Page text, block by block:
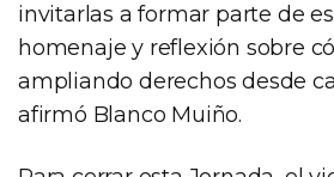
invitarlas a formar parte de
homenaje y reflexión sobre
ampliando derechos desde
afirmó Blanco Muiño.